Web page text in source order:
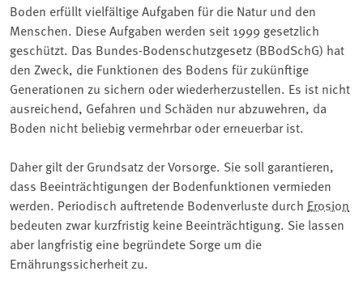
Boden erfüllt vielfältige Aufgaben für die Natur und den
Menschen. Diese Aufgaben werden seit 1999 gesetzlich
geschützt. Das Bundes-Bodenschutzgesetz (BBodSchG) hat
den Zweck, die Funktionen des Bodens für zukünftige
Generationen zu sichern oder wiederherzustellen. Es ist nicht
ausreichend, Gefahren und Schäden nur abzuwehren, da
Boden nicht beliebig vermehrbar oder erneuerbar ist.
Daher gilt der Grundsatz der Vorsorge. Sie soll garantieren,
dass Beeinträchtigungen der Bodenfunktionen vermieden
werden. Periodisch auftretende Bodenverluste durch Erosion
bedeuten zwar kurzfristig keine Beeinträchtigung. Sie lassen
aber langfristig eine begründete Sorge um die
Ernährungssicherheit zu.